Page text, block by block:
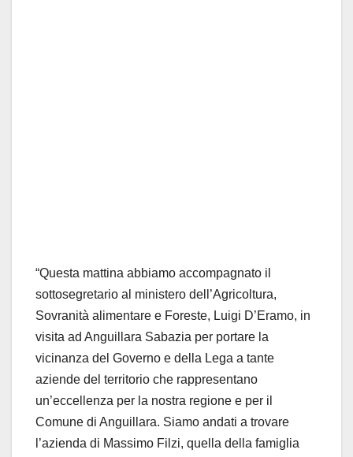
“Questa mattina abbiamo accompagnato il
sottosegretario al ministero dell’Agricoltura,
Sovranità alimentare e Foreste, Luigi D’Eramo, in
visita ad Anguillara Sabazia per portare la
vicinanza del Governo e della Lega a tante
aziende del territorio che rappresentano
un’eccellenza per la nostra regione e per il
Comune di Anguillara. Siamo andati a trovare
l’azienda di Massimo Filzi, quella della famiglia